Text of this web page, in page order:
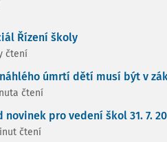
Řízení školy
čtení
úmrtí dětí musí být v
čtení
novinek pro vedení škol 31. 7.
čtení